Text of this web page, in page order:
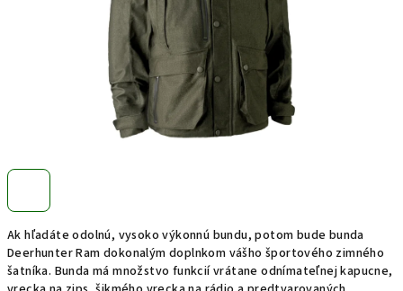
Ak hľadáte odolnú, vysoko výkonnú bundu, potom bude bunda
Deerhunter Ram dokonalým doplnkom vášho športového zimného
šatníka. Bunda má množstvo funkcií vrátane odnímateľnej kapucne,